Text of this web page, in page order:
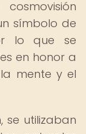
símbolo de
lo que se
en honor a
mente y el
se utilizaban